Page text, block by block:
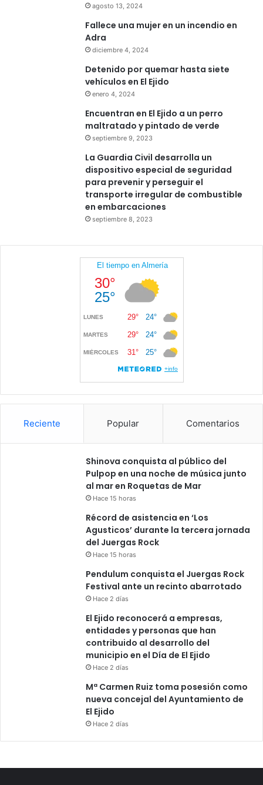
agosto 13, 2024
Fallece una mujer en un incendio en
Adra
diciembre 4, 2024
Detenido por quemar hasta siete
vehículos en El Ejido
enero 4, 2024
Encuentran en El Ejido a un perro
maltratado y pintado de verde
septiembre 9, 2023
La Guardia Civil desarrolla un
dispositivo especial de seguridad
para prevenir y perseguir el
transporte irregular de combustible
en embarcaciones
septiembre 8, 2023
Reciente Popular Comentarios
Shinova conquista al público del
Pulpop en una noche de música junto
al mar en Roquetas de Mar
Hace 15 horas
Récord de asistencia en ‘Los
Agusticos’ durante la tercera jornada
del Juergas Rock
Hace 15 horas
Pendulum conquista el Juergas Rock
Festival ante un recinto abarrotado
Hace 2 días
El Ejido reconocerá a empresas,
entidades y personas que han
contribuido al desarrollo del
municipio en el Día de El Ejido
Hace 2 días
Mª Carmen Ruiz toma posesión como
nueva concejal del Ayuntamiento de
El Ejido
Hace 2 días